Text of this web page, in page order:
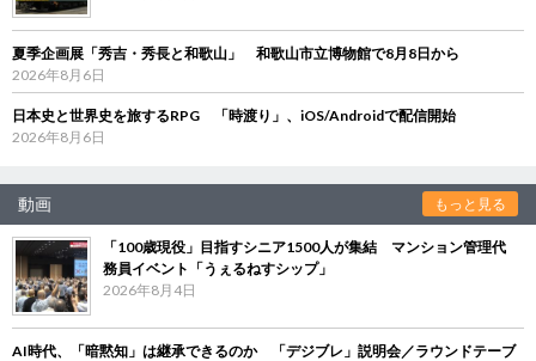
夏季企画展「秀吉・秀長と和歌山」 和歌山市立博物館で8月8日から
2026年8月6日
日本史と世界史を旅するRPG 「時渡り」、iOS/Androidで配信開始
2026年8月6日
動画 もっと見る
「100歳現役」目指すシニア1500人が集結 マンション管理代
務員イベント「うぇるねすシップ」
2026年8月4日
AI時代、「暗黙知」は継承できるのか 「デジブレ」説明会／ラウンドテーブ